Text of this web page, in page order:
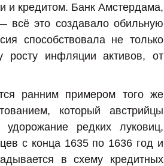
и кредитом. Банк Амстердама,
всё это создавало обильную
способствовала не только
инфляции активов, от
ранним примером того же
который австрийцы
редких луковиц,
с конца 1635 по 1636 год и
в схему кредитных